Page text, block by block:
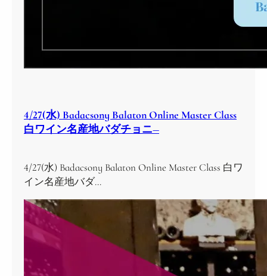
4/27(水) Badacsony Balaton Online Master Class
白ワイン名産地バダチョニ―
4/27(水) Badacsony Balaton Online Master Class 白ワ
イン名産地バダ…